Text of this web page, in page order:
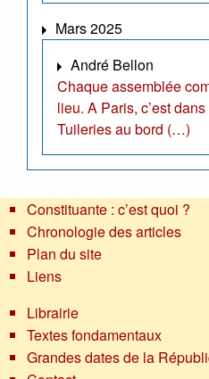
Mars 2025
André Bellon
Chaque assemblée
lieu. A Paris, c’est
Tuileries au bord (…)
Constituante : c’est quoi ?
Chronologie des articles
Plan du site
Liens
Librairie
Textes fondamentaux
Grandes dates de la